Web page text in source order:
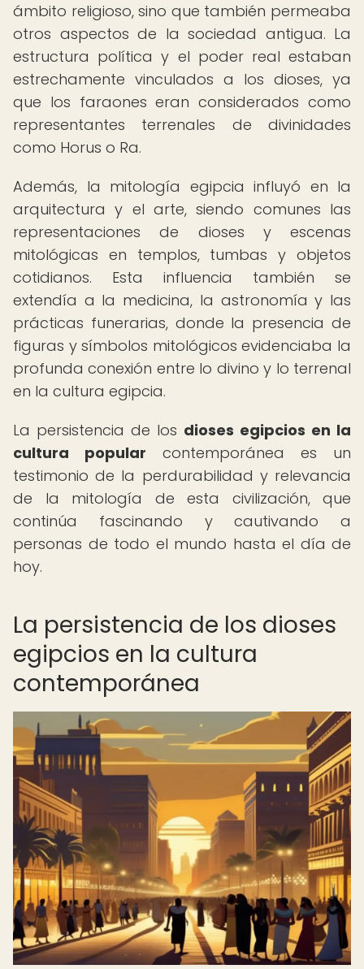
ámbito religioso, sino que también permeaba
otros aspectos de la sociedad antigua. La
estructura política y el poder real estaban
estrechamente vinculados a los dioses, ya
que los faraones eran considerados como
representantes terrenales de divinidades
como Horus o Ra.
Además, la mitología egipcia influyó en la
arquitectura y el arte, siendo comunes las
representaciones de dioses y escenas
mitológicas en templos, tumbas y objetos
cotidianos. Esta influencia también se
extendía a la medicina, la astronomía y las
prácticas funerarias, donde la presencia de
figuras y símbolos mitológicos evidenciaba la
profunda conexión entre lo divino y lo terrenal
en la cultura egipcia.
La persistencia de los dioses egipcios en la
cultura popular contemporánea es un
testimonio de la perdurabilidad y relevancia
de la mitología de esta civilización, que
continúa fascinando y cautivando a
personas de todo el mundo hasta el día de
hoy.
La persistencia de los dioses
egipcios en la cultura
contemporánea